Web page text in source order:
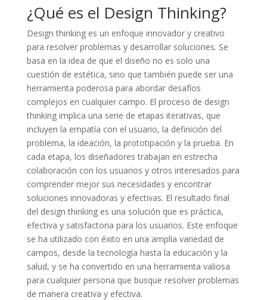
¿Qué es el Design Thinking?
Design thinking es un enfoque innovador y creativo
para resolver problemas y desarrollar soluciones. Se
basa en la idea de que el diseño no es solo una
cuestión de estética, sino que también puede ser una
herramienta poderosa para abordar desafíos
complejos en cualquier campo. El proceso de design
thinking implica una serie de etapas iterativas, que
incluyen la empatía con el usuario, la definición del
problema, la ideación, la prototipación y la prueba. En
cada etapa, los diseñadores trabajan en estrecha
colaboración con los usuarios y otros interesados para
comprender mejor sus necesidades y encontrar
soluciones innovadoras y efectivas. El resultado final
del design thinking es una solución que es práctica,
efectiva y satisfactoria para los usuarios. Este enfoque
se ha utilizado con éxito en una amplia variedad de
campos, desde la tecnología hasta la educación y la
salud, y se ha convertido en una herramienta valiosa
para cualquier persona que busque resolver problemas
de manera creativa y efectiva.